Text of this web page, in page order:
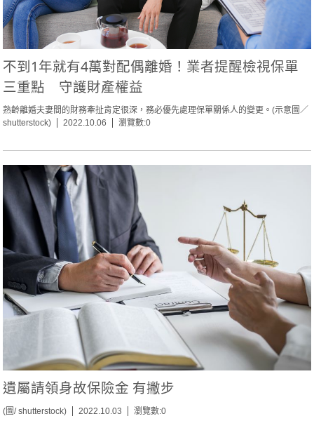
不到1年就有4萬對配偶離婚！業者提醒檢視保單
三重點 守護財產權益
熟齡離婚夫妻間的財務牽扯肯定很深，務必優先處理保單關係人的變更。(示意圖／
shutterstock)
2022.10.06 瀏覽數:0
遺屬請領身故保險金 有撇步
(圖/ shutterstock) 2022.10.03 瀏覽數:0